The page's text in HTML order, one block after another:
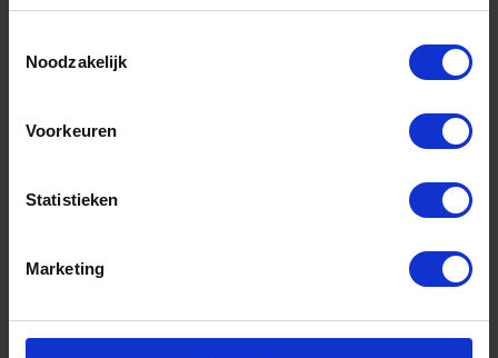
Noodzakelijk
Voorkeuren
Statistieken
Marketing
Niet op voorraad, levertijd 1 tot meerdere werkdagen
Prijs per 1 Stuk
+
Stuk